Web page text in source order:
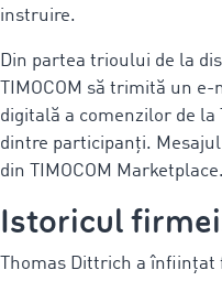
instruire.
Din partea trioului de la
TIMOCOM să trimită un
digitală a comenzilor de la
dintre participanți.
din TIMOCOM Marketplace.
Istoricul
Thomas Dittrich a